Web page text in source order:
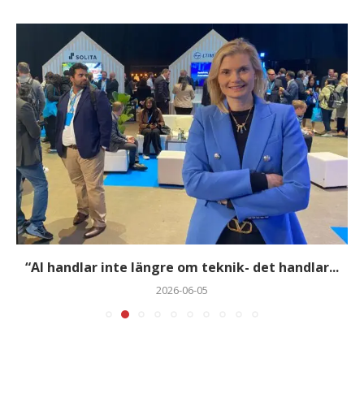
“AI handlar inte längre om teknik- det handlar...
2026-06-05